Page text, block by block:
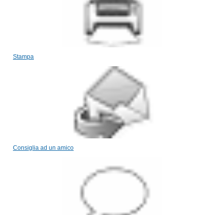
Stampa
Consiglia ad un amico